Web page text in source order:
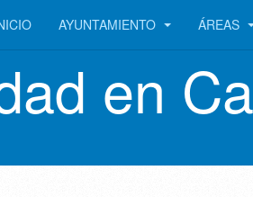
AYUNTAMIENTO ÁREAS
en